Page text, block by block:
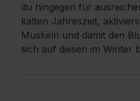
du hingegen für
kalten Jahreszeit,
Muskeln und damit den
sich auf diesen im Winter